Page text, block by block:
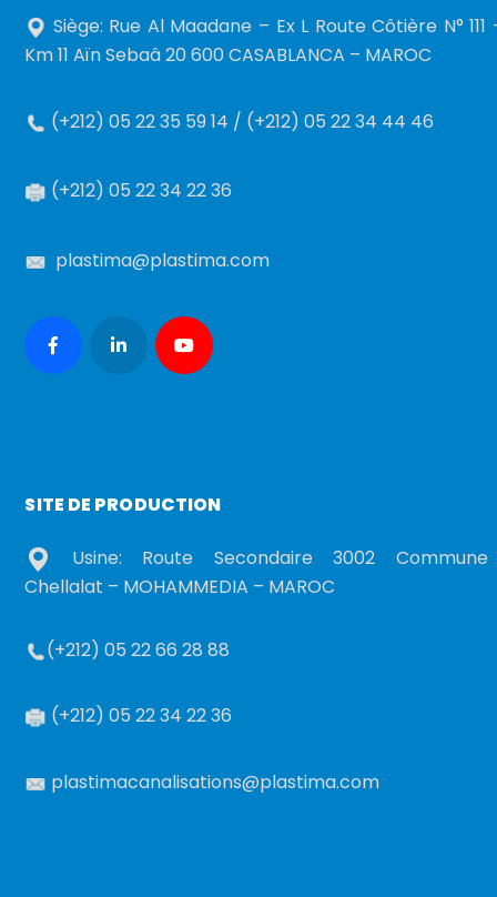
Siège: Rue Al Maadane – Ex L Route Côtière N° 111
Km 11 Aïn Sebaâ 20 600 CASABLANCA – MAROC
(+212) 05 22 35 59 14 / (+212) 05 22 34 44 46
(+212) 05 22 34 22 36
plastima@plastima.com
SITE DE PRODUCTION
Usine: Route Secondaire 3002 Commune
Chellalat – MOHAMMEDIA – MAROC
(+212) 05 22 66 28 88
(+212) 05 22 34 22 36
plastimacanalisations@plastima.com